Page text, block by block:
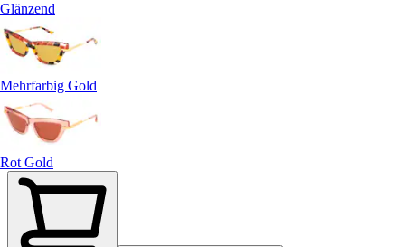
Glänzend
Mehrfarbig Gold
Rot Gold